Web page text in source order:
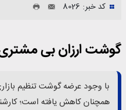
کد خبر: 8026
گوشت ارزان بی
با وجود عرضه گوشت تنظیم
همچنان کاهش یافته است؛